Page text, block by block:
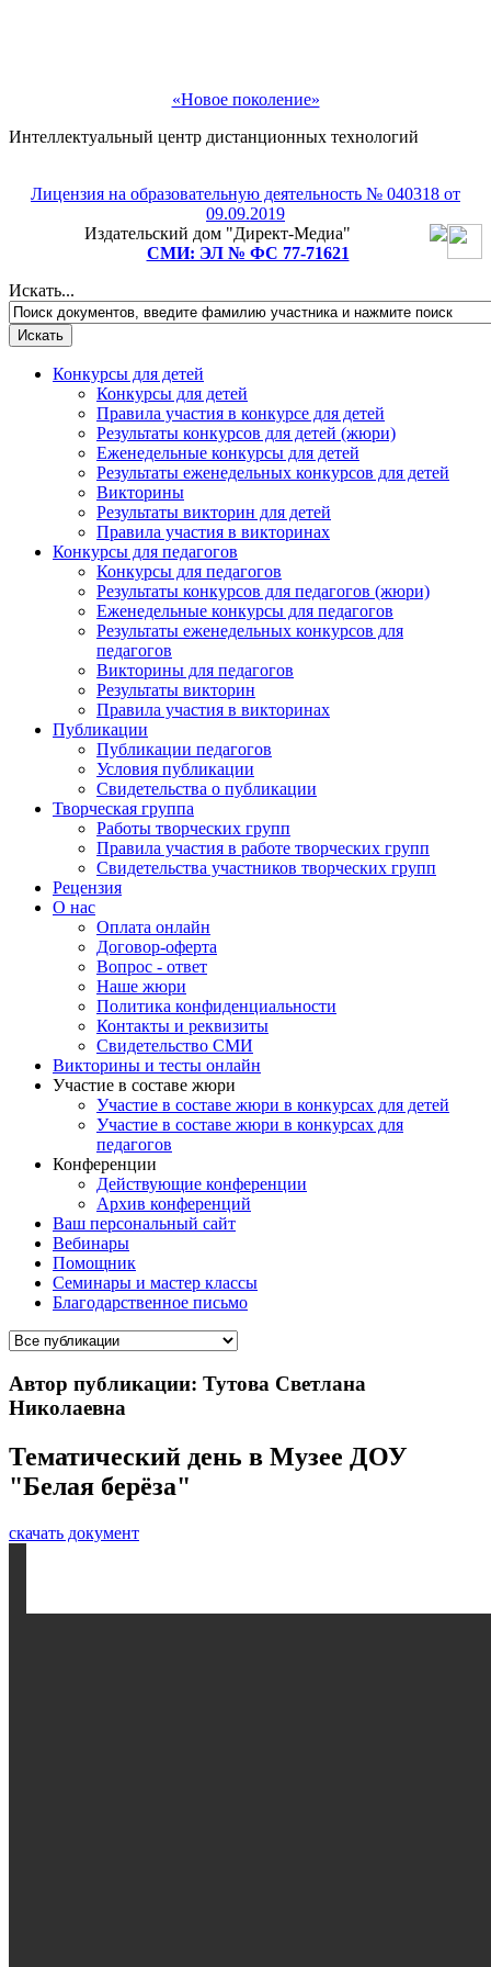
«Новое поколение»
Интеллектуальный центр дистанционных технологий
Лицензия на образовательную деятельность № 040318 от
09.09.2019
Издательский дом "Директ-Медиа"
СМИ: ЭЛ № ФС 77-71621
Искать...
Конкурсы для детей
Конкурсы для детей
Правила участия в конкурсе для детей
Результаты конкурсов для детей (жюри)
Еженедельные конкурсы для детей
Результаты еженедельных конкурсов для детей
Викторины
Результаты викторин для детей
Правила участия в викторинах
Конкурсы для педагогов
Конкурсы для педагогов
Результаты конкурсов для педагогов (жюри)
Еженедельные конкурсы для педагогов
Результаты еженедельных конкурсов для
педагогов
Викторины для педагогов
Результаты викторин
Правила участия в викторинах
Публикации
Публикации педагогов
Условия публикации
Свидетельства о публикации
Творческая группа
Работы творческих групп
Правила участия в работе творческих групп
Свидетельства участников творческих групп
Рецензия
О нас
Оплата онлайн
Договор-оферта
Вопрос - ответ
Наше жюри
Политика конфиденциальности
Контакты и реквизиты
Свидетельство СМИ
Викторины и тесты онлайн
Участие в составе жюри
Участие в составе жюри в конкурсах для детей
Участие в составе жюри в конкурсах для
педагогов
Конференции
Действующие конференции
Архив конференций
Ваш персональный сайт
Вебинары
Помощник
Семинары и мастер классы
Благодарственное письмо
Автор публикации: Тутова Светлана
Николаевна
Тематический день в Музее ДОУ
"Белая берёза"
скачать документ